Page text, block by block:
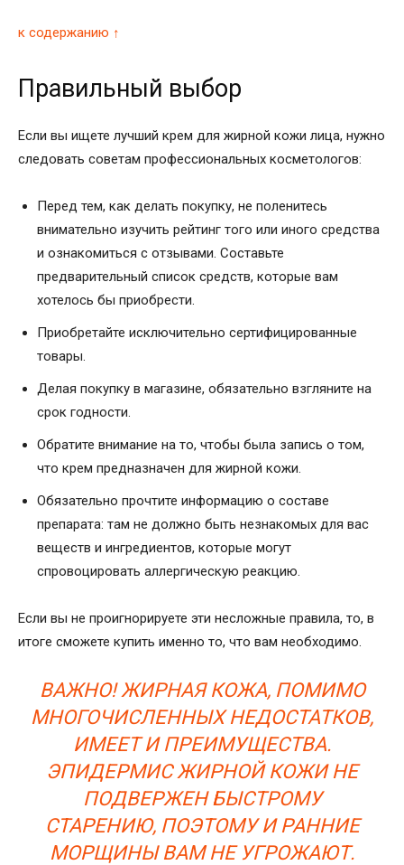
к содержанию ↑
Правильный выбор
Если вы ищете лучший крем для жирной кожи лица, нужно
следовать советам профессиональных косметологов:
Перед тем, как делать покупку, не поленитесь
внимательно изучить рейтинг того или иного средства
и ознакомиться с отзывами. Составьте
предварительный список средств, которые вам
хотелось бы приобрести.
Приобретайте исключительно сертифицированные
товары.
Делая покупку в магазине, обязательно взгляните на
срок годности.
Обратите внимание на то, чтобы была запись о том,
что крем предназначен для жирной кожи.
Обязательно прочтите информацию о составе
препарата: там не должно быть незнакомых для вас
веществ и ингредиентов, которые могут
спровоцировать аллергическую реакцию.
Если вы не проигнорируете эти несложные правила, то, в
итоге сможете купить именно то, что вам необходимо.
ВАЖНО! ЖИРНАЯ КОЖА, ПОМИМО
МНОГОЧИСЛЕННЫХ НЕДОСТАТКОВ,
ИМЕЕТ И ПРЕИМУЩЕСТВА.
ЭПИДЕРМИС ЖИРНОЙ КОЖИ НЕ
ПОДВЕРЖЕН БЫСТРОМУ
СТАРЕНИЮ, ПОЭТОМУ И РАННИЕ
МОРЩИНЫ ВАМ НЕ УГРОЖАЮТ.